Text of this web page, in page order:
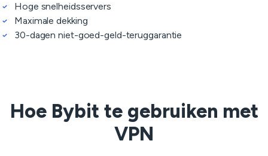
Hoge snelheidsservers
Maximale dekking
30-dagen niet-goed-geld-teruggarantie
Hoe Bybit te gebruiken met
VPN